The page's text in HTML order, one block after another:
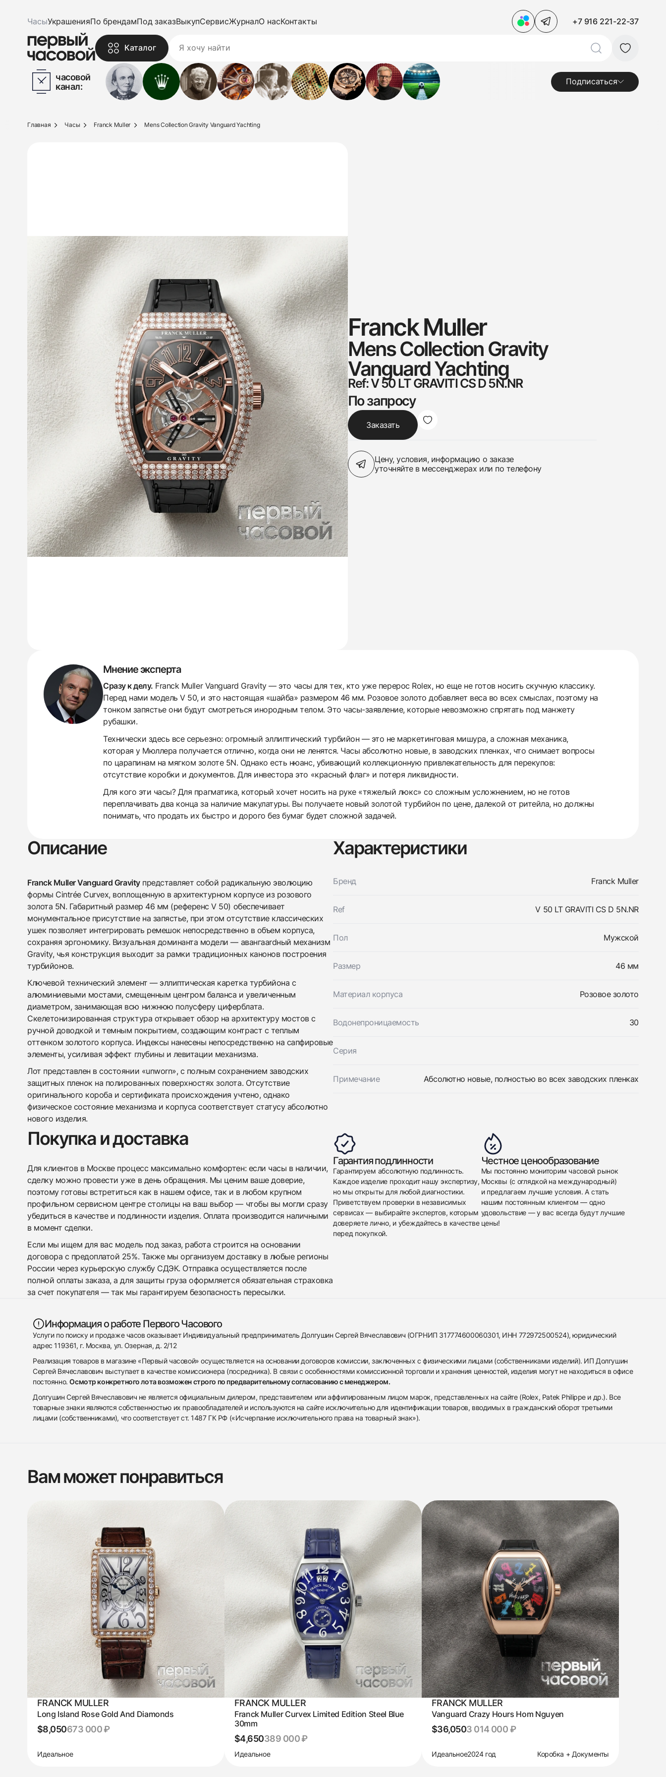
ЧасыУкрашенияПо брендамПод заказВыкупСервисЖурналО насКонтакты +7 916 221-22-37
Каталог
часовой
канал:
Подписаться
438
285
145
142
205
204
195
150
6
Главная Часы Franck Muller Mens Collection Gravity Vanguard Yachting
Franck Muller
Mens Collection Gravity
Vanguard Yachting
Ref: V 50 LT GRAVITI CS D 5N.NR
По запросу
Заказать
Цену, условия, информацию о заказе
уточняйте в мессенджерах или по телефону
Мнение эксперта
Сразу к делу. Franck Muller Vanguard Gravity — это часы для тех, кто уже перерос Rolex, но еще не готов носить скучную классику.
Перед нами модель V 50, и это настоящая «шайба» размером 46 мм. Розовое золото добавляет веса во всех смыслах, поэтому на
тонком запястье они будут смотреться инородным телом. Это часы-заявление, которые невозможно спрятать под манжету
рубашки.
Технически здесь все серьезно: огромный эллиптический турбийон — это не маркетинговая мишура, а сложная механика,
которая у Мюллера получается отлично, когда они не ленятся. Часы абсолютно новые, в заводских пленках, что снимает вопросы
по царапинам на мягком золоте 5N. Однако есть нюанс, убивающий коллекционную привлекательность для перекупов:
отсутствие коробки и документов. Для инвестора это «красный флаг» и потеря ликвидности.
Для кого эти часы? Для прагматика, который хочет носить на руке «тяжелый люкс» со сложным усложнением, но не готов
переплачивать два конца за наличие макулатуры. Вы получаете новый золотой турбийон по цене, далекой от ритейла, но должны
понимать, что продать их быстро и дорого без бумаг будет сложной задачей.
Описание
Franck Muller Vanguard Gravityпредставляет собой радикальную эволюцию
формы Cintrée Curvex, воплощенную в архитектурном корпусе из розового
золота 5N. Габаритный размер 46 мм (референс V 50) обеспечивает
монументальное присутствие на запястье, при этом отсутствие классических
ушек позволяет интегрировать ремешок непосредственно в объем корпуса,
сохраняя эргономику. Визуальная доминанта модели — авангаardный механизм
Gravity, чья конструкция выходит за рамки традиционных канонов построения
турбийонов.
Ключевой технический элемент — эллиптическая каретка турбийона с
алюминиевыми мостами, смещенным центром баланса и увеличенным
диаметром, занимающая всю нижнюю полусферу циферблата.
Скелетонизированная структура открывает обзор на архитектуру мостов с
ручной доводкой и темным покрытием, создающим контраст с теплым
оттенком золотого корпуса. Индексы нанесены непосредственно на сапфировые
элементы, усиливая эффект глубины и левитации механизма.
Лот представлен в состоянии «unworn», с полным сохранением заводских
защитных пленок на полированных поверхностях золота. Отсутствие
оригинального короба и сертификата происхождения учтено, однако
физическое состояние механизма и корпуса соответствует статусу абсолютно
нового изделия.
Характеристики
Бренд Franck Muller
Ref V 50 LT GRAVITI CS D 5N.NR
Пол Мужской
Размер 46 мм
Материал корпуса Розовое золото
Водонепроницаемость 30
Серия
Примечание Абсолютно новые, полностью во всех заводских пленках
Покупка и доставка
Для клиентов в Москве процесс максимально комфортен: если часы в наличии,
сделку можно провести уже в день обращения. Мы ценим ваше доверие,
поэтому готовы встретиться как в нашем офисе, так и в любом крупном
профильном сервисном центре столицы на ваш выбор — чтобы вы могли сразу
убедиться в качестве и подлинности изделия. Оплата производится наличными
в момент сделки.
Если мы ищем для вас модель под заказ, работа строится на основании
договора с предоплатой 25%. Также мы организуем доставку в любые регионы
России через курьерскую службу СДЭК. Отправка осуществляется после
полной оплаты заказа, а для защиты груза оформляется обязательная страховка
за счет покупателя — так мы гарантируем безопасность пересылки.
Гарантия подлинности
Гарантируем абсолютную подлинность.
Каждое изделие проходит нашу экспертизу,
но мы открыты для любой диагностики.
Приветствуем проверки в независимых
сервисах — выбирайте экспертов, которым
доверяете лично, и убеждайтесь в качестве
перед покупкой.
Честное ценообразование
Мы постоянно мониторим часовой рынок
Москвы (с оглядкой на международный)
и предлагаем лучшие условия. А стать
нашим постоянным клиентом — одно
удовольствие — у вас всегда будут лучшие
цены!
Информация о работе Первого Часового
Услуги по поиску и продаже часов оказывает Индивидуальный предприниматель Долгушин Сергей Вячеславович (ОГРНИП 317774600060301, ИНН 772972500524), юридический
адрес 119361, г. Москва, ул. Озерная, д. 2/12
Реализация товаров в магазине «Первый часовой» осуществляется на основании договоров комиссии, заключенных с физическими лицами (собственниками изделий). ИП Долгушин
Сергей Вячеславович выступает в качестве комиссионера (посредника). В связи с особенностями комиссионной торговли и хранения ценностей, изделия могут не находиться в офисе
постоянно.Осмотр конкретного лота возможен строго по предварительному согласованию с менеджером.
Долгушин Сергей Вячеславович не является официальным дилером, представителем или аффилированным лицом марок, представленных на сайте (Rolex, Patek Philippe и др.). Все
товарные знаки являются собственностью их правообладателей и используются на сайте исключительно для идентификации товаров, вводимых в гражданский оборот третьими
лицами (собственниками), что соответствует ст. 1487 ГК РФ («Исчерпание исключительного права на товарный знак»).
Заказать эти часы
Оставьте ваши контактные данные и мы свяжемся с
вами
Franck Muller
Mens Collection Gravity Vanguard Yachting
Новые
По запросу
Отправить заявку
Трейд-ин часов
Оставьте ваши контактные данные и мы свяжемся с
вами
Franck Muller
Mens Collection Gravity Vanguard Yachting
Новые
По запросу
Приложите фото ваших часов…
Отправить заявку
Вам может понравиться
FRANCK MULLER
Long Island Rose Gold And Diamonds
$8,050673 000 ₽
Идеальное
FRANCK MULLER
Franck Muller Curvex Limited Edition Steel Blue
30mm
$4,650389 000 ₽
Идеальное
FRANCK MULLER
Vanguard Crazy Hours Hom Nguyen
$36,0503 014 000 ₽
Идеальное2024 год Коробка + Документы